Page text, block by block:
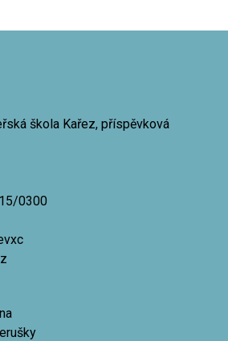
škola Kařez, příspěvková
0300